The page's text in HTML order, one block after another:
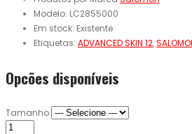
Modelo: LC2855000
Em stock: Existente
Etiquetas: ADVANCED SKIN 12,
Opcões disponíveis
Tamanho